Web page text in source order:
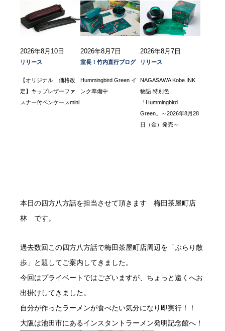
2026年8月10日
リリース
【オリジナル 価格改
定】キップレザーファ
スナー付ペンケースmini
2026年8月7日
室長！竹内直行ブログ
Hummingbird Green イ
ンク準備中
2026年8月7日
リリース
NAGASAWA Kobe INK
物語 特別色
「Hummingbird
Green」～2026年8月28
日（金）発売～
本日の四方八方話を担当させて頂きます 梅田茶屋町店
林 です。
過去数回この四方八方話で梅田茶屋町店周辺を「ぶらり散
歩」と題してご案内してきました。
今回はプライベートではございますが、ちょっと遠くへお
出掛けしてきました。
自分が作ったラーメンが食べたい気分になり即実行！！
大阪は池田市にあるインスタントラーメン発明記念館へ！